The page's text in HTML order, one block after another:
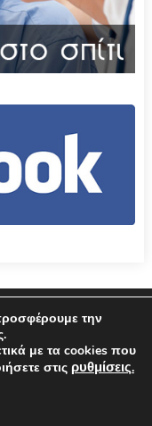
Απορρήτου
την
με τα cookies που
στις ρυθμίσεις.